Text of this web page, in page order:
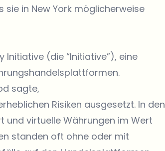
in New York möglicherweise
Initiative (die “Initiative”), eine
sagte,
Risiken ausgesetzt. In den
virtuelle Währungen im Wert
standen oft ohne oder mit